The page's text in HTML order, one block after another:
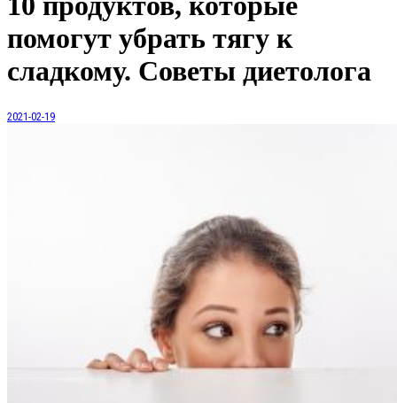
помогут убрать тягу к
сладкому. Советы диетолога
2021-02-19